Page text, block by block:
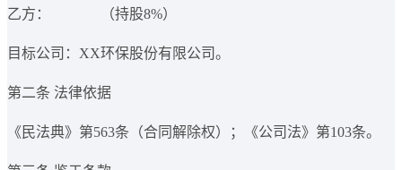
乙方： （持股8%）
目标公司：XX环保股份有限公司。
第二条 法律依据
《民法典》第563条（合同解除权）；《公司法》第103条。